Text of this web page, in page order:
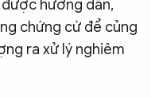
hướng dẫn,
chứng cứ để củng
ra xử lý nghiêm